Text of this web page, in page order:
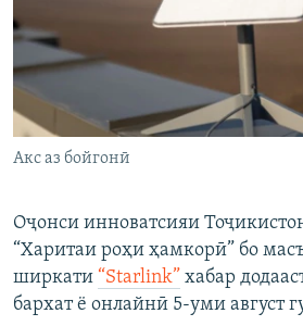
Акс аз бойгонӣ
Оҷонси инноватсияи
“Харитаи роҳи ҳамкорӣ” бо
ширкати “Starlink” хабар
бархат ё онлайнӣ 5-уми август